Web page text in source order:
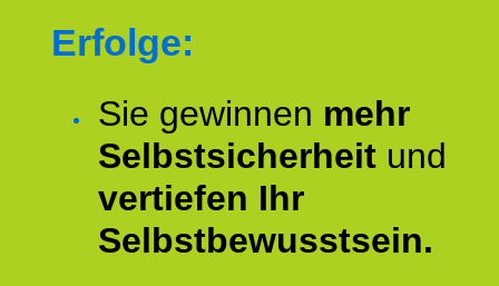
Erfolge:
Sie gewinnen mehr
Selbstsicherheit und
vertiefen Ihr
Selbstbewusstsein.